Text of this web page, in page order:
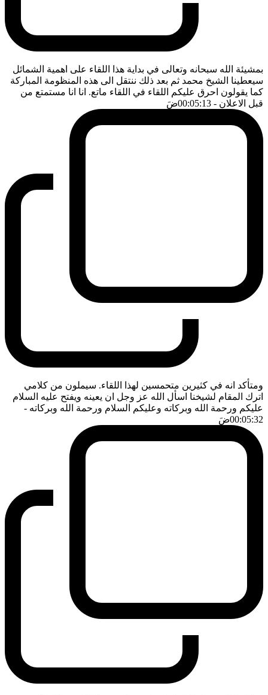
بمشيئة الله سبحانه وتعالى في بداية هذا اللقاء على اهمية الشمائل
سيعطينا الشيخ محمد ثم بعد ذلك ننتقل الى هذه المنظومة المباركة
كما يقولون احرق عليكم اللقاء في اللقاء ماتع. انا انا مستمتع من
قبل الاعلان - 00:05:13 ضَ
ومتأكد انه في كثيرين متحمسين لهذا اللقاء. سيملون من كلامي
اترك المقام لشيخنا اسأل الله عز وجل ان يعينه ويفتح عليه السلام
عليكم ورحمة الله وبركاته وعليكم السلام ورحمة الله وبركاته -
00:05:32ضَ